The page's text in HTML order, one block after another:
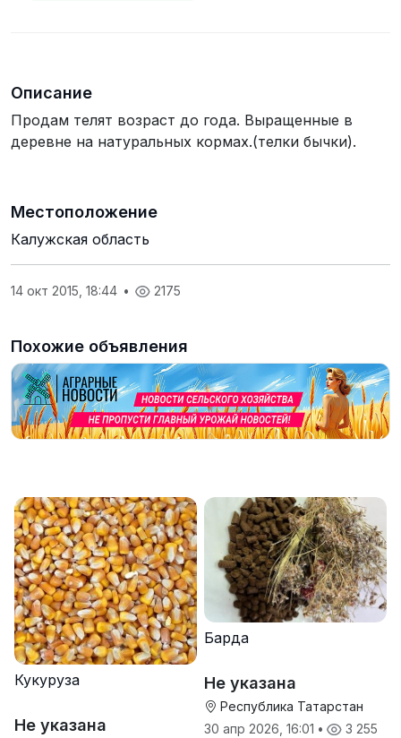
Описание
Продам телят возраст до года. Выращенные в
деревне на натуральных кормах.(телки бычки).
Местоположение
Калужская область
14 окт 2015, 18:44 • 2175
Похожие объявления
Кукуруза
Не указана
Барда
Не указана
Республика Татарстан
30 апр 2026, 16:01 • 3 255